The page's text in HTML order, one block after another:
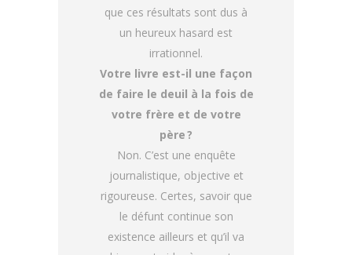
que ces résultats sont dus à
un heureux hasard est
irrationnel.
Votre livre est-il une façon
de faire le deuil à la fois de
votre frère et de votre
père ?
Non. C’est une enquête
journalistique, objective et
rigoureuse. Certes, savoir que
le défunt continue son
existence ailleurs et qu’il va